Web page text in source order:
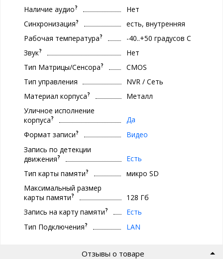
Наличие аудио?
Нет
Синхронизация?
есть, внутренняя
Рабочая температура?
-40..+50 градуcов С
Звук?
Нет
Тип Матрицы/Сенсора?
CMOS
Тип управления
NVR / Сеть
Материал корпуса?
Металл
Уличное исполнение
корпуса?
Да
Формат записи?
Видео
Запись по детекции
движения?
Есть
Тип карты памяти?
микро SD
Максимальный размер
карты памяти?
128 Гб
Запись на карту памяти?
Есть
Тип Подключения? LAN
Отзывы о товаре